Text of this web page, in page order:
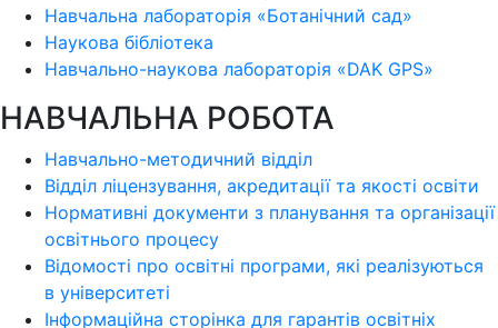
Навчальна лабораторія «Ботанічний сад»
Наукова бібліотека
Навчально-наукова лабораторія «DAK GPS»
НАВЧАЛЬНА РОБОТА
Навчально-методичний відділ
Відділ ліцензування, акредитації та якості освіти
Нормативні документи з планування та організації
освітнього процесу
Відомості про освітні програми, які реалізуються
в університеті
Інформаційна сторінка для гарантів освітніх